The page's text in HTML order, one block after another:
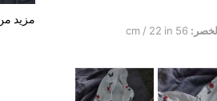
الخصر:
مزيد من